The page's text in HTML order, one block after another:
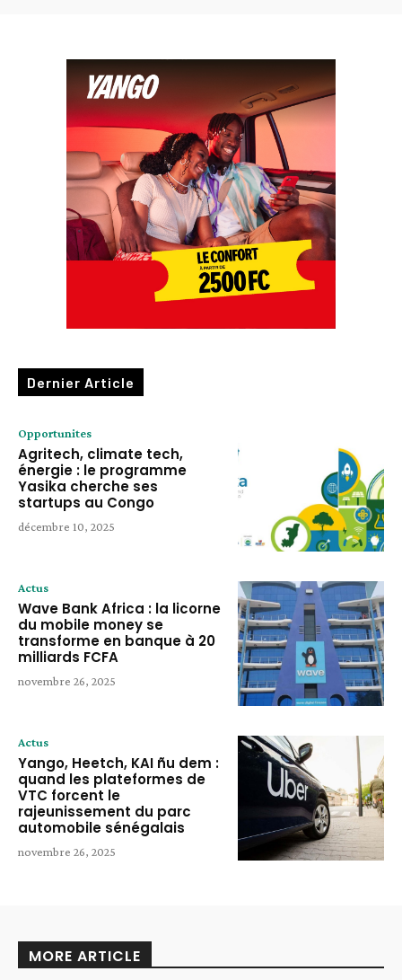
Dernier Article
Opportunites
Agritech, climate tech,
énergie : le programme
Yasika cherche ses
startups au Congo
décembre 10, 2025
Actus
Wave Bank Africa : la licorne
du mobile money se
transforme en banque à 20
milliards FCFA
novembre 26, 2025
Actus
Yango, Heetch, KAI ñu dem :
quand les plateformes de
VTC forcent le
rajeunissement du parc
automobile sénégalais
novembre 26, 2025
MORE ARTICLE